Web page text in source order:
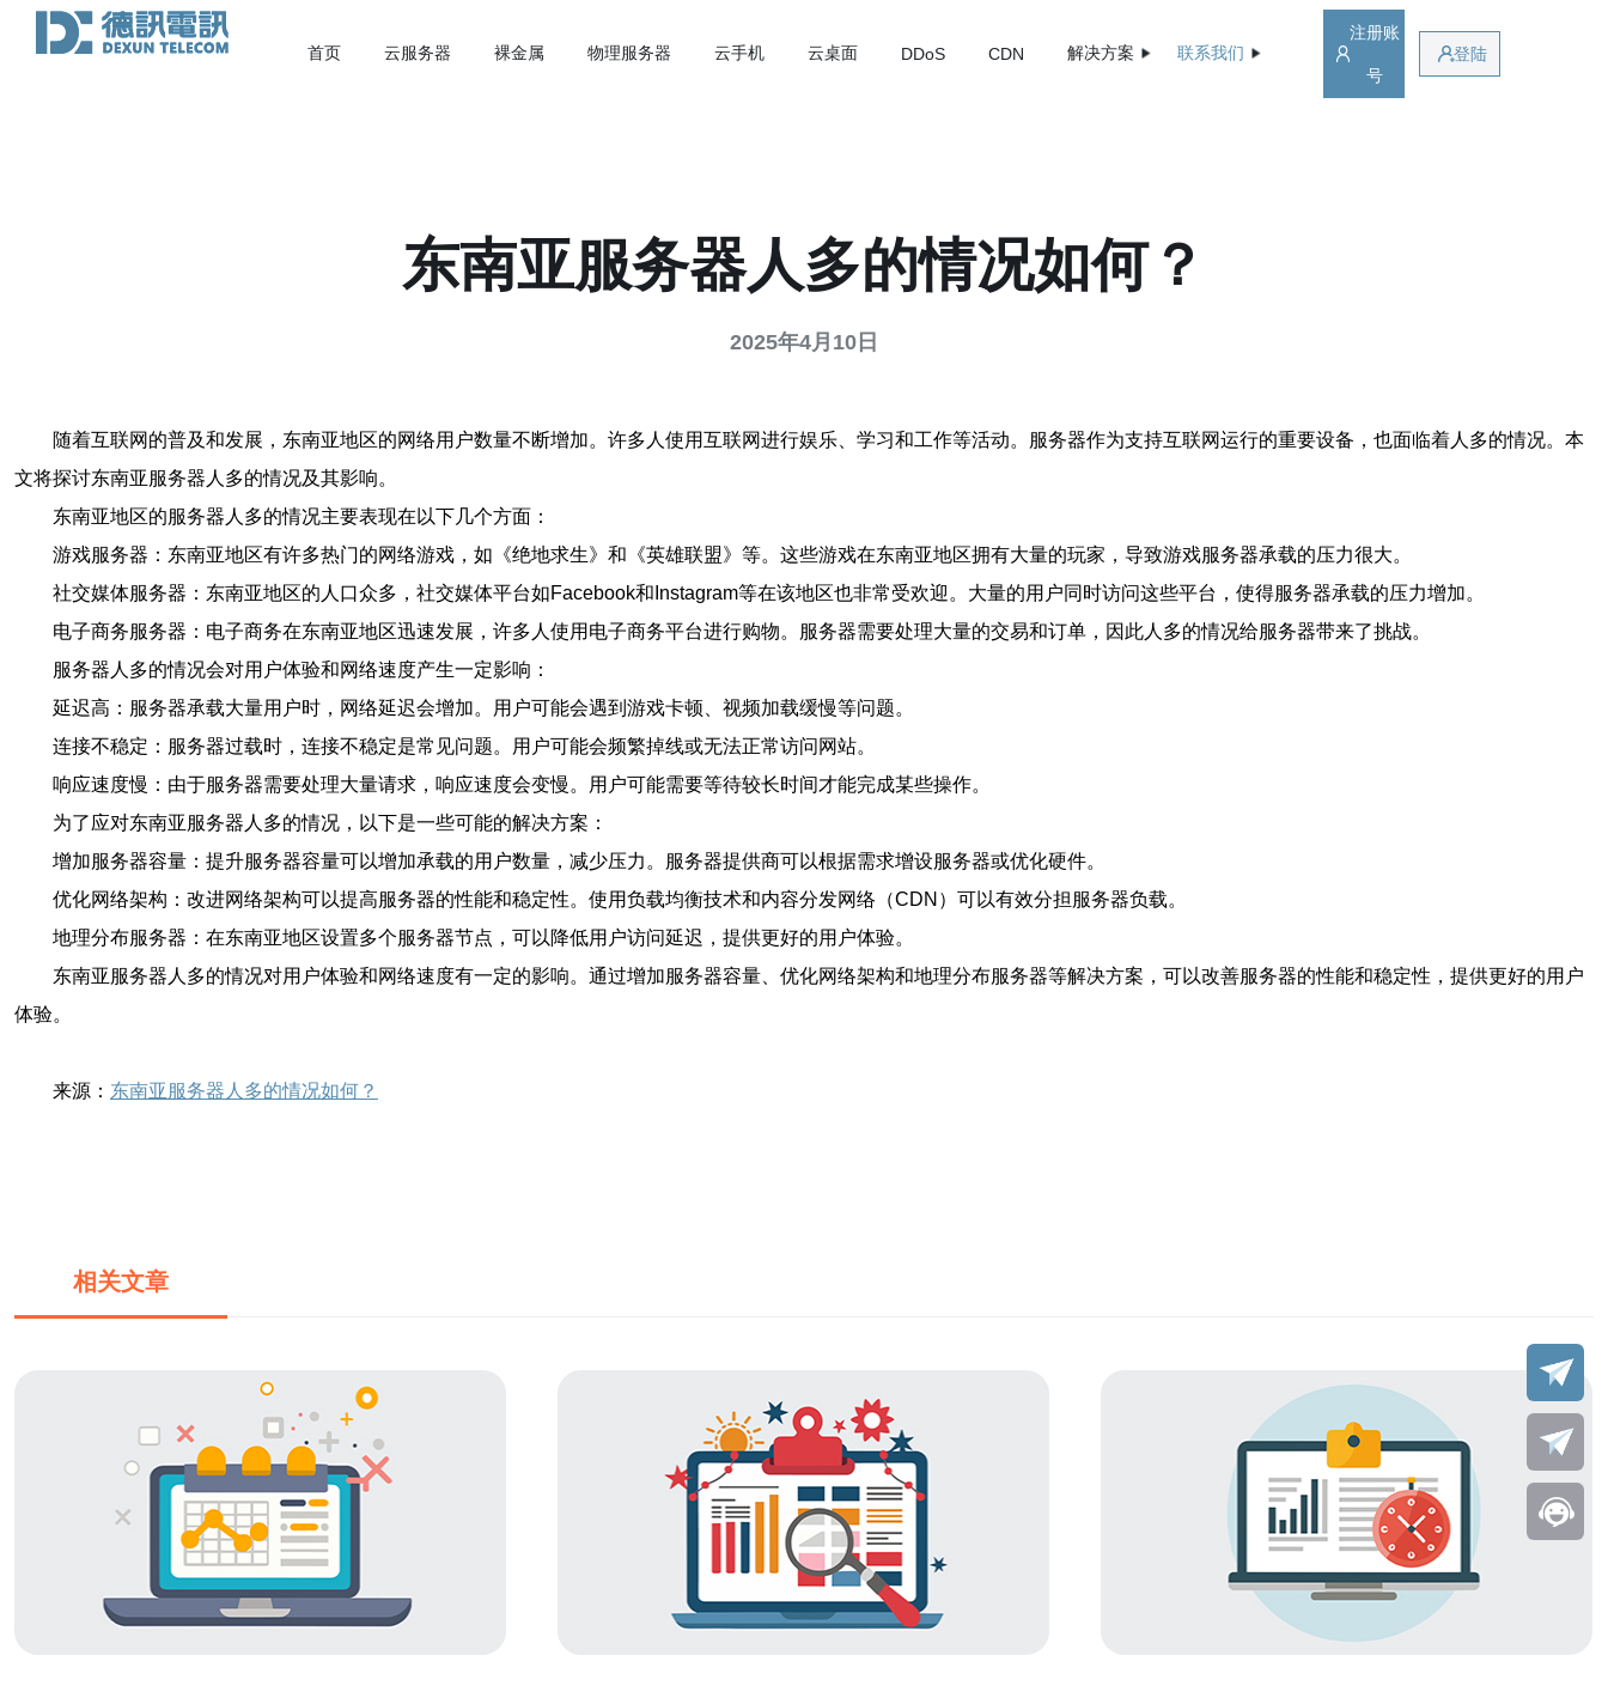
首页 云服务器 裸金属 物理服务器 云手机 云桌面 DDoS CDN 解决方案 联系我们
注册账
号
登陆
东南亚服务器人多的情况如何？
2025年4月10日
随着互联网的普及和发展，东南亚地区的网络用户数量不断增加。许多人使用互联网进行娱乐、学习和工作等活动。服务器作为支持互联网运行的重要设备，也面临着人多的情况。本
文将探讨东南亚服务器人多的情况及其影响。
东南亚地区的服务器人多的情况主要表现在以下几个方面：
游戏服务器：东南亚地区有许多热门的网络游戏，如《绝地求生》和《英雄联盟》等。这些游戏在东南亚地区拥有大量的玩家，导致游戏服务器承载的压力很大。
社交媒体服务器：东南亚地区的人口众多，社交媒体平台如Facebook和Instagram等在该地区也非常受欢迎。大量的用户同时访问这些平台，使得服务器承载的压力增加。
电子商务服务器：电子商务在东南亚地区迅速发展，许多人使用电子商务平台进行购物。服务器需要处理大量的交易和订单，因此人多的情况给服务器带来了挑战。
服务器人多的情况会对用户体验和网络速度产生一定影响：
延迟高：服务器承载大量用户时，网络延迟会增加。用户可能会遇到游戏卡顿、视频加载缓慢等问题。
连接不稳定：服务器过载时，连接不稳定是常见问题。用户可能会频繁掉线或无法正常访问网站。
响应速度慢：由于服务器需要处理大量请求，响应速度会变慢。用户可能需要等待较长时间才能完成某些操作。
为了应对东南亚服务器人多的情况，以下是一些可能的解决方案：
增加服务器容量：提升服务器容量可以增加承载的用户数量，减少压力。服务器提供商可以根据需求增设服务器或优化硬件。
优化网络架构：改进网络架构可以提高服务器的性能和稳定性。使用负载均衡技术和内容分发网络（CDN）可以有效分担服务器负载。
地理分布服务器：在东南亚地区设置多个服务器节点，可以降低用户访问延迟，提供更好的用户体验。
东南亚服务器人多的情况对用户体验和网络速度有一定的影响。通过增加服务器容量、优化网络架构和地理分布服务器等解决方案，可以改善服务器的性能和稳定性，提供更好的用户
体验。
来源： 东南亚服务器人多的情况如何？
相关文章